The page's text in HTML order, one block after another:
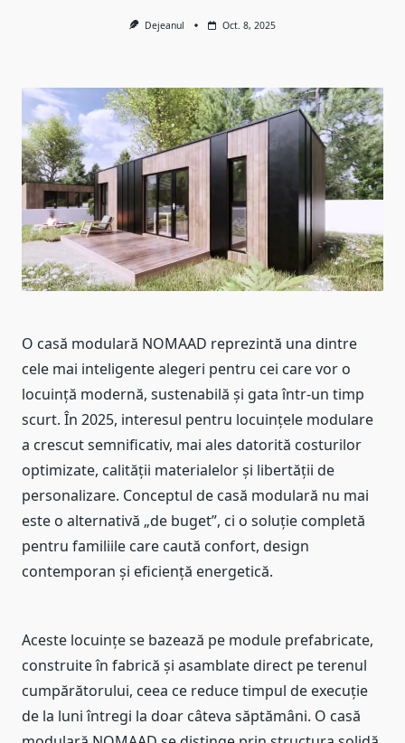
Dejeanul Oct. 8, 2025
O casă modulară NOMAAD reprezintă una dintre
cele mai inteligente alegeri pentru cei care vor o
locuință modernă, sustenabilă și gata într-un timp
scurt. În 2025, interesul pentru locuințele modulare
a crescut semnificativ, mai ales datorită costurilor
optimizate, calității materialelor și libertății de
personalizare. Conceptul de casă modulară nu mai
este o alternativă „de buget”, ci o soluție completă
pentru familiile care caută confort, design
contemporan și eficiență energetică.
Aceste locuințe se bazează pe module prefabricate,
construite în fabrică și asamblate direct pe terenul
cumpărătorului, ceea ce reduce timpul de execuție
de la luni întregi la doar câteva săptămâni. O casă